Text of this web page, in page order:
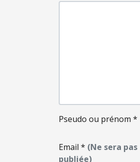
Pseudo ou prénom *
Email * (Ne sera pas
publiée)